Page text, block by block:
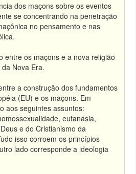
dos maçons sobre os eventos
se concentrando na penetração
no pensamento e nas
entre os maçons e a nova religião
Nova Era.
a construção dos fundamentos
(EU) e os maçons. Em
aos seguintes assuntos:
eutanásia,
e do Cristianismo da
isso corroem os princípios
lado corresponde a ideologia